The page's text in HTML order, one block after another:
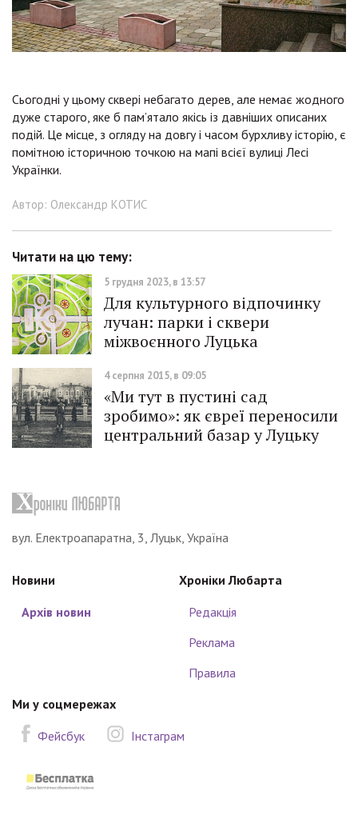
Сьогодні у цьому сквері небагато дерев, але немає жодного
дуже старого, яке б пам’ятало якісь із давніших описаних
подій. Це місце, з огляду на довгу і часом бурхливу історію, є
помітною історичною точкою на мапі всієї вулиці Лесі
Українки.
Автор: Олександр КОТИС
Читати на цю тему:
5 грудня 2023, в 13:57
Для культурного відпочинку
лучан: парки і сквери
міжвоєнного Луцька
4 серпня 2015, в 09:05
«Ми тут в пустині сад
зробимо»: як євреї переносили
центральний базар у Луцьку
вул. Електроапаратна, 3, Луцьк, Україна
Новини
Архів новин
Хроніки Любарта
Редакція
Реклама
Правила
Ми у соцмережах
Фейсбук
Інстаграм